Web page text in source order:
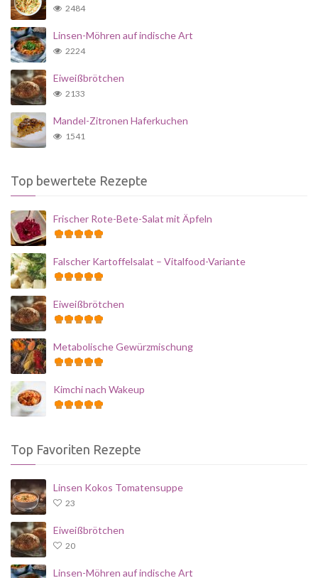
2484
Linsen-Möhren auf indische Art
2224
Eiweißbrötchen
2133
Mandel-Zitronen Haferkuchen
1541
Top bewertete Rezepte
Frischer Rote-Bete-Salat mit Äpfeln
Falscher Kartoffelsalat – Vitalfood-Variante
Eiweißbrötchen
Metabolische Gewürzmischung
Kimchi nach Wakeup
Top Favoriten Rezepte
Linsen Kokos Tomatensuppe
23
Eiweißbrötchen
20
Linsen-Möhren auf indische Art